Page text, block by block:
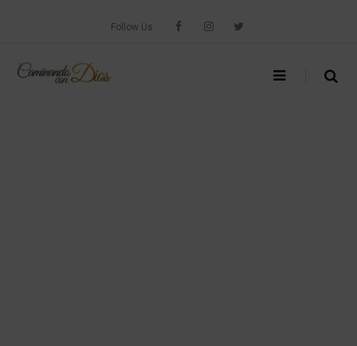
Follow Us